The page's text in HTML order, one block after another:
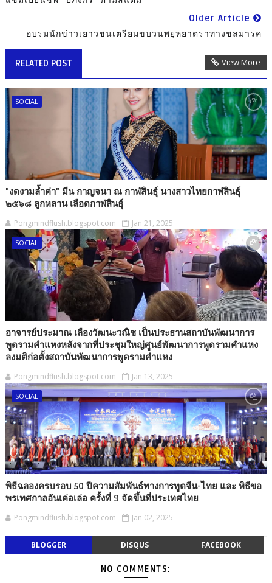
Older Article
อบรมนักข่าวเยาวชนเตรียมขบวนพยุหยาตราทางชลมารค
RELATED POST View More
SOCIAL
"งดงามล้ำค่า" มีน กาญจนา ณ กาฬสินธุ์ นางสาวไทยกาฬสินธุ์
๒๕๖๘ ลูกหลาน เลือดกาฬสินธุ์
Pongmindflush.blogspot.com Jan 21, 2025
SOCIAL
อาจารย์ประมาณ เลืองวัฒนะวณิช เป็นประธานสถาบันพัฒนาการ
พูดรามคำแหงหลังจากที่ประชุมใหญ่ศูนย์พัฒนาการพูดรามคำแหง
ลงมติก่อตั้งสถาบันพัฒนาการพูดรามคำแหง
Pongmindflush.blogspot.com Jan 13, 2025
SOCIAL
พิธีฉลองครบรอบ 50 ปีความสัมพันธ์ทางการทูตจีน-ไทย และ พิธีขอ
พรเทศกาลอันเค่อเล่อ ครั้งที่ 9 จัดขึ้นที่ประเทศไทย
Pongmindflush.blogspot.com Jan 02, 2025
BLOGGER DISQUS FACEBOOK
NO COMMENTS: